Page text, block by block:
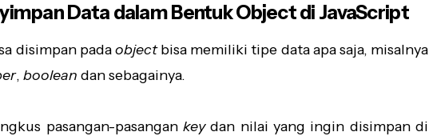
Data dalam Bentuk Object di JavaScript
disimpan padaobjectbisa memiliki tipe data apa saja, misalnya
, boolean dan sebagainya.
pasangan-pasangan keydan nilai yang ingin disimpan di